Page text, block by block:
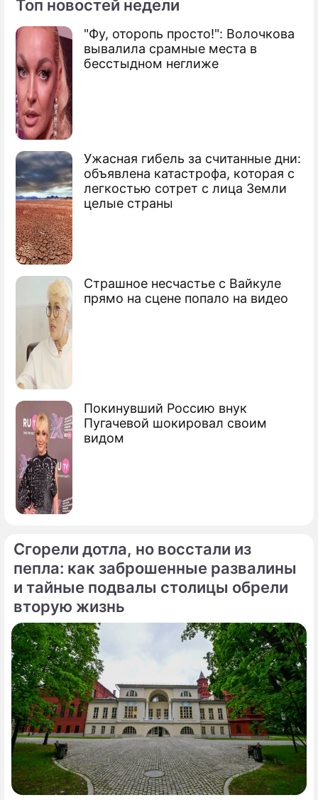
Топ новостей недели
"Фу, оторопь просто!": Волочкова
вывалила срамные места в
бесстыдном неглиже
Ужасная гибель за считанные дни:
объявлена катастрофа, которая с
легкостью сотрет с лица Земли
целые страны
Страшное несчастье с Вайкуле
прямо на сцене попало на видео
Покинувший Россию внук
Пугачевой шокировал своим
видом
Фоторепортаж
Волочкова, Борисова и остальные: самые
закаленные красотки шоу-бизнеса
По теме
Продолжение: Стыд потеряла:
полуголая Наталья Штурм
выставила напоказ самое
сокровенное
Сгорели дотла, но восстали из
пепла: как заброшенные развалины
и тайные подвалы столицы обрели
вторую жизнь